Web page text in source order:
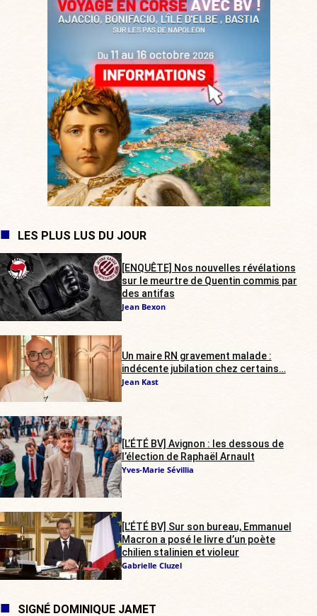
LES PLUS LUS DU JOUR
[ENQUÊTE] Nos nouvelles révélations
sur le meurtre de Quentin commis par
des antifas
Jean Bexon
Un maire RN gravement malade :
indécente jubilation chez certains…
Jean Kast
[L’ÉTÉ BV] Avignon : les dessous de
l’élection de Raphaël Arnault
Yves-Marie Sévillia
[L’ÉTÉ BV] Sur son bureau, Emmanuel
Macron a posé le livre d’un poète
chilien stalinien et violeur
Gabrielle Cluzel
SIGNÉ DOMINIQUE JAMET